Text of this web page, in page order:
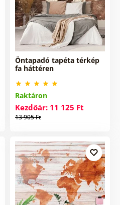
Öntapadó tapéta térkép
fa háttéren
Raktáron
Kezdőár: 11 125 Ft
13 905 Ft